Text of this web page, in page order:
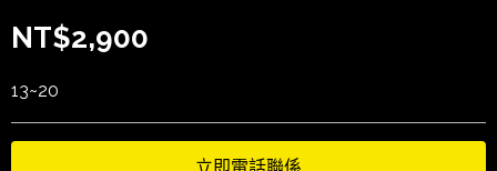
NT$2,900
13~20